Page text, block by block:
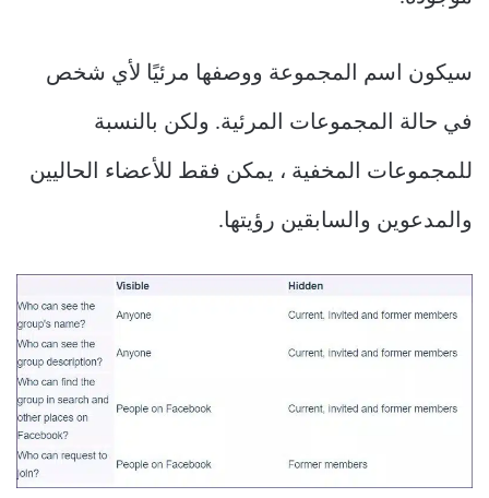
سيكون اسم المجموعة ووصفها مرئيًا لأي شخص
في حالة المجموعات المرئية. ولكن بالنسبة
للمجموعات المخفية ، يمكن فقط للأعضاء الحاليين
والمدعوين والسابقين رؤيتها.